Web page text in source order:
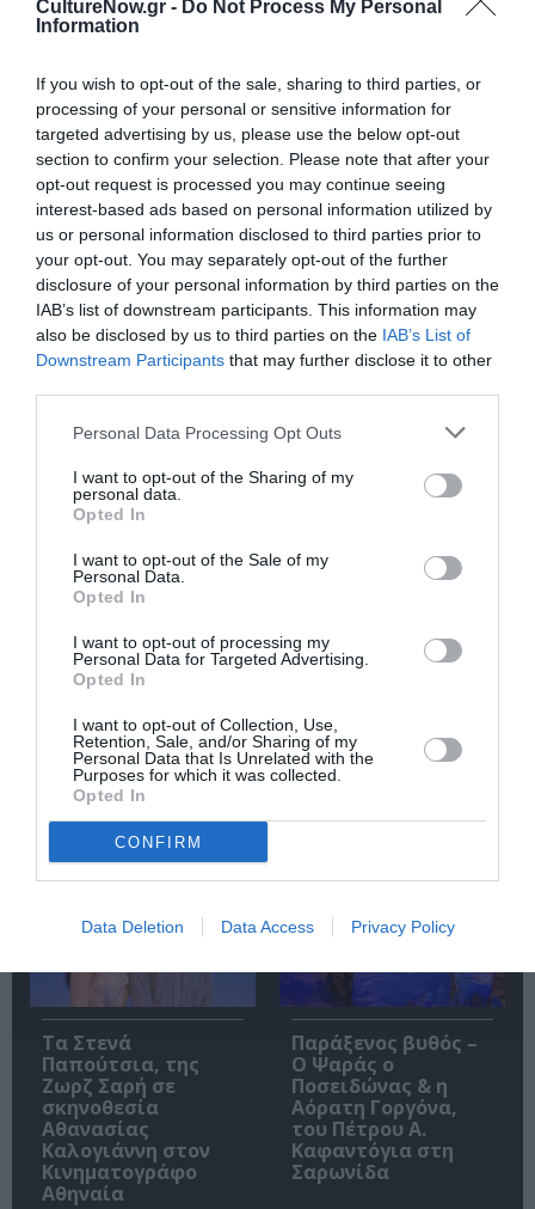
CultureNow.gr - Do Not Process My Personal
Information
If you wish to opt-out of the sale, sharing to third parties, or
processing of your personal or sensitive information for
targeted advertising by us, please use the below opt-out
section to confirm your selection. Please note that after your
opt-out request is processed you may continue seeing
interest-based ads based on personal information utilized by
us or personal information disclosed to third parties prior to
your opt-out. You may separately opt-out of the further
disclosure of your personal information by third parties on the
IAB’s list of downstream participants. This information may
also be disclosed by us to third parties on the IAB’s List of
Downstream Participants that may further disclose it to other
Personal Data Processing Opt Outs
I want to opt-out of the Sharing of my
personal data.
Opted In
I want to opt-out of the Sale of my
Personal Data.
Opted In
I want to opt-out of processing my
Personal Data for Targeted Advertising.
Opted In
I want to opt-out of Collection, Use,
Retention, Sale, and/or Sharing of my
Personal Data that Is Unrelated with the
Purposes for which it was collected.
Opted In
CONFIRM
Data Deletion Data Access Privacy Policy
Ακολουθήστε το Culturenow.gr στο Google News
μάθετε πρώτοι όλες τις ειδήσεις
Δείτε όλα τατελευταία νέαγια την Τέχνη και τον
Πολιτισμό στοCulturenow.gr
Νέοι Διαγωνισμοί❯
Tags
Newsletter
Κάθε βδομάδα στο e-mail σας τα τελευταία νέα για
την Τέχνη και τον Πολιτισμό!
Σχετικά Άρθρα
Τα Στενά
Παπούτσια, της
Ζωρζ Σαρή σε
σκηνοθεσία
Αθανασίας
Καλογιάννη στον
Κινηματογράφο
Αθηναία
Παράξενος βυθός –
Ο Ψαράς ο
Ποσειδώνας & η
Αόρατη Γοργόνα,
του Πέτρου Α.
Καφαντόγια στη
Σαρωνίδα